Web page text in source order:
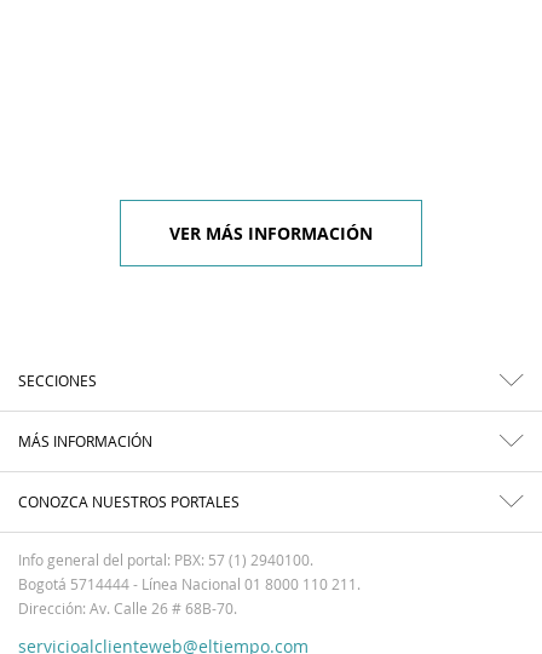
VER MÁS INFORMACIÓN
SECCIONES
MÁS INFORMACIÓN
CONOZCA NUESTROS PORTALES
Info general del portal: PBX: 57 (1) 2940100.
Bogotá 5714444 - Línea Nacional 01 8000 110 211.
Dirección: Av. Calle 26 # 68B-70.
servicioalclienteweb@eltiempo.com